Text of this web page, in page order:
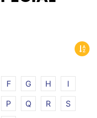
F G H
I
P Q R
S